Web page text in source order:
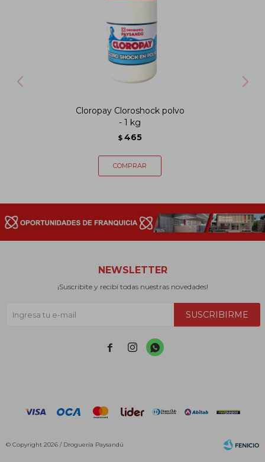
Cloropay Cloroshock polvo
- 1 kg
$ 465
NEWSLETTER
¡Suscribite y recibí todas nuestras novedades!
SUSCRIBIRME
  
© Copyright 2026 / Droguería Paysandú